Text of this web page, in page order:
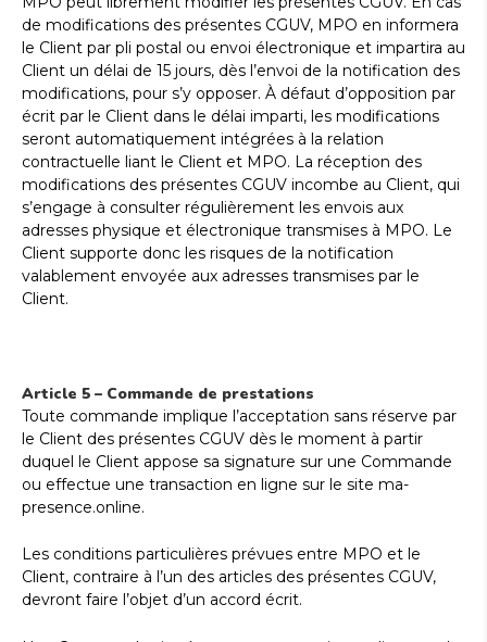
de modifications des présentes CGUV, MPO en informera
le Client par pli postal ou envoi électronique et impartira au
Client un délai de 15 jours, dès l’envoi de la notification des
modifications, pour s’y opposer. À défaut d’opposition par
écrit par le Client dans le délai imparti, les modifications
seront automatiquement intégrées à la relation
contractuelle liant le Client et MPO. La réception des
modifications des présentes CGUV incombe au Client, qui
s’engage à consulter régulièrement les envois aux
adresses physique et électronique transmises à MPO. Le
Client supporte donc les risques de la notification
valablement envoyée aux adresses transmises par le
Client.
Article 5 – Commande de prestations
Toute commande implique l’acceptation sans réserve par
le Client des présentes CGUV dès le moment à partir
duquel le Client appose sa signature sur une Commande
ou effectue une transaction en ligne sur le site ma-
presence.online.
Les conditions particulières prévues entre MPO et le
Client, contraire à l’un des articles des présentes CGUV,
devront faire l’objet d’un accord écrit.